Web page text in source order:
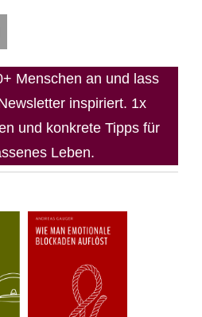
Menschen an und lass
inspiriert. 1x
und konkrete Tipps für
Leben.